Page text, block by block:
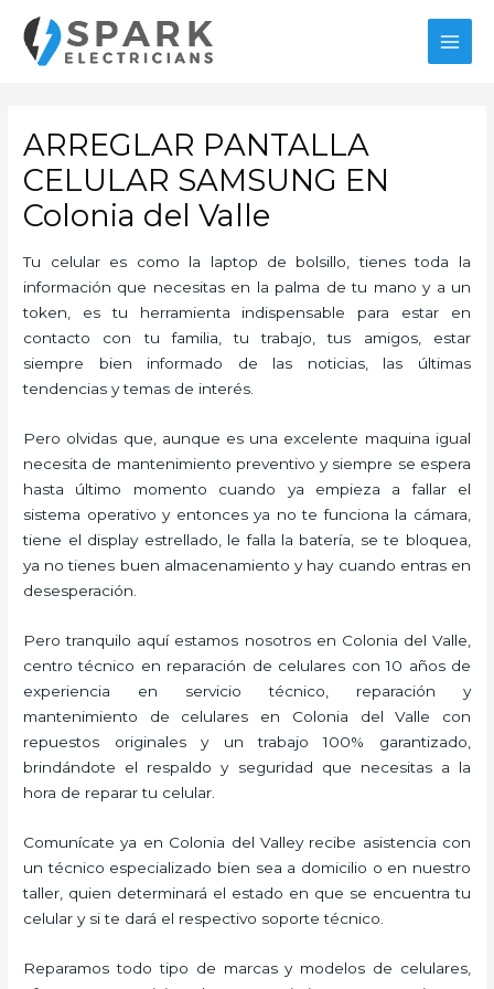
contenido
ARREGLAR PANTALLA
CELULAR SAMSUNG EN
Colonia del Valle
Tu celular es como la laptop de bolsillo, tienes toda la
información que necesitas en la palma de tu mano y a un
token, es tu herramienta indispensable para estar en
contacto con tu familia, tu trabajo, tus amigos, estar
siempre bien informado de las noticias, las últimas
tendencias y temas de interés.
Pero olvidas que, aunque es una excelente maquina igual
necesita de mantenimiento preventivo y siempre se espera
hasta último momento cuando ya empieza a fallar el
sistema operativo y entonces ya no te funciona la cámara,
tiene el display estrellado, le falla la batería, se te bloquea,
ya no tienes buen almacenamiento y hay cuando entras en
desesperación.
Pero tranquilo aquí estamos nosotros en Colonia del Valle,
centro técnico en reparación de celulares con 10 años de
experiencia en servicio técnico, reparación y
mantenimiento de celulares en Colonia del Valle con
repuestos originales y un trabajo 100% garantizado,
brindándote el respaldo y seguridad que necesitas a la
hora de reparar tu celular.
Comunícate ya en Colonia del Valley recibe asistencia con
un técnico especializado bien sea a domicilio o en nuestro
taller, quien determinará el estado en que se encuentra tu
celular y si te dará el respectivo soporte técnico.
Reparamos todo tipo de marcas y modelos de celulares,